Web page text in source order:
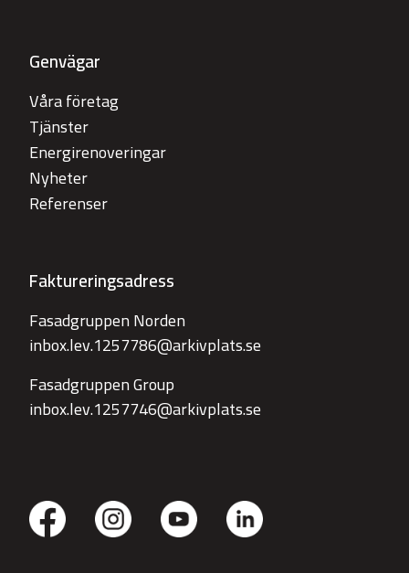
Genvägar
Våra företag
Tjänster
Energirenoveringar
Nyheter
Referenser
Faktureringsadress
Fasadgruppen Norden
inbox.lev.1257786@arkivplats.se
Fasadgruppen Group
inbox.lev.1257746@arkivplats.se